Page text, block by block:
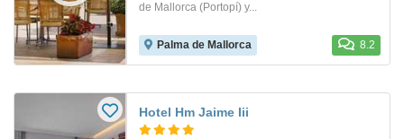
de Mallorca (Portopí) y...
Palma de Mallorca 8.2
Hotel Hm Jaime Iii